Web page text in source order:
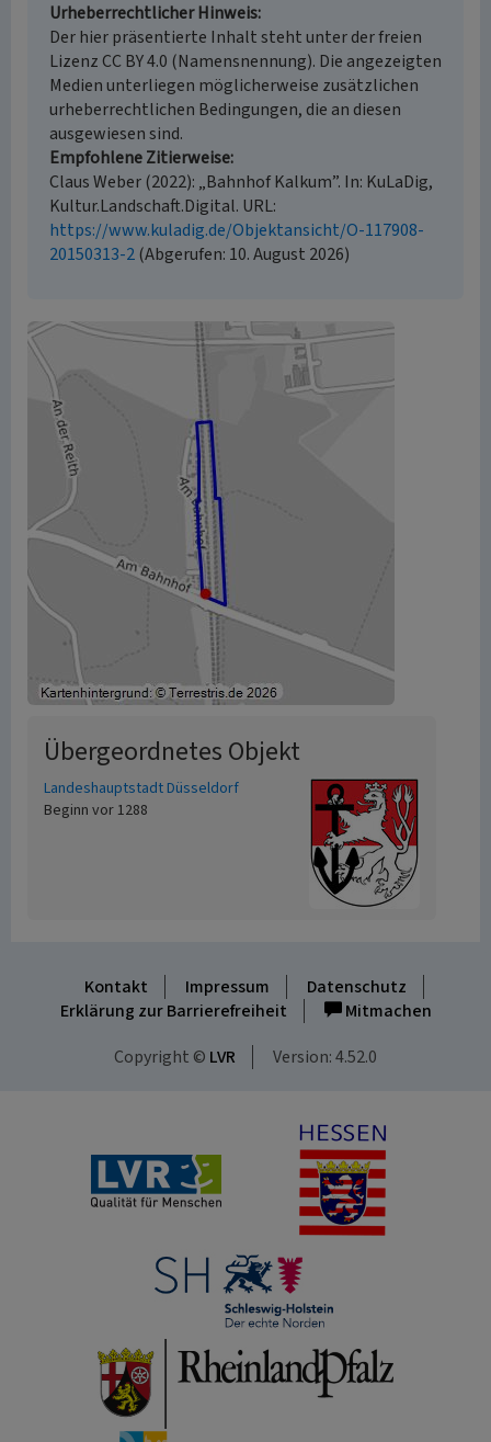
Urheberrechtlicher Hinweis
Der hier präsentierte Inhalt steht unter der freien
Lizenz CC BY 4.0 (Namensnennung). Die angezeigten
Medien unterliegen möglicherweise zusätzlichen
urheberrechtlichen Bedingungen, die an diesen
ausgewiesen sind.
Empfohlene Zitierweise
Claus Weber (2022): „Bahnhof Kalkum”. In: KuLaDig,
Kultur.Landschaft.Digital. URL:
https://www.kuladig.de/Objektansicht/O-117908-
20150313-2(Abgerufen: 10. August 2026)
Übergeordnetes Objekt
Landeshauptstadt Düsseldorf
Beginn vor 1288
Kontakt Impressum
Datenschutz
Erklärung zur Barrierefreiheit
Mitmachen
Copyright © LVR Version: 4.52.0